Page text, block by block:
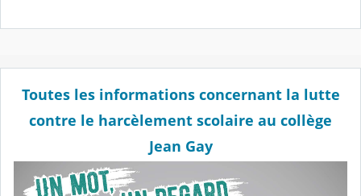
Toutes les informations concernant la lutte
contre le harcèlement scolaire au collège
Jean Gay